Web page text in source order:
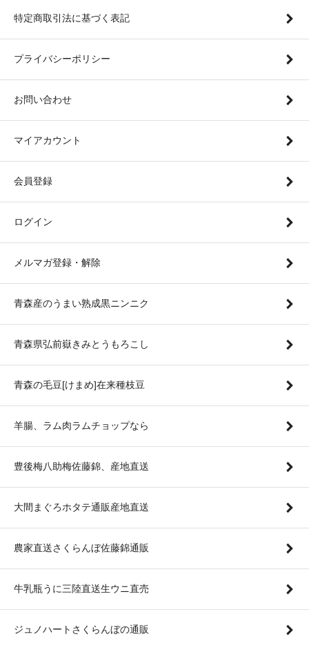
特定商取引法に基づく表記
プライバシーポリシー
お問い合わせ
マイアカウント
会員登録
ログイン
メルマガ登録・解除
青森産のうまい熟成黒ニンニク
青森県弘前嶽きみとうもろこし
青森の毛豆[けまめ]在来種枝豆
羊腸、ラム肉ラムチョップなら
豊後梅八助梅佐藤錦、産地直送
大間まぐろホタテ通販産地直送
農家直送さくらんぼ佐藤錦通販
牛乳瓶うに三陸直送生ウニ直売
ジュノハートさくらんぼの通販